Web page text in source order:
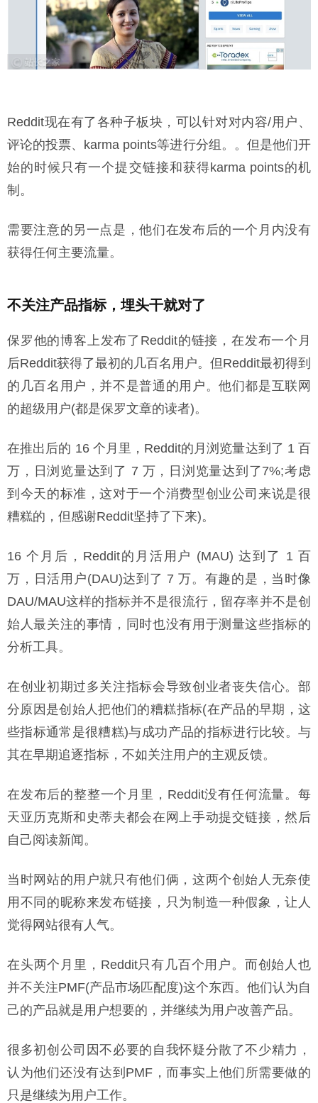
Reddit现在有了各种子板块，可以针对对内容/用户、
评论的投票、karma points等进行分组。。但是他们开
始的时候只有一个提交链接和获得karma points的机
制。
需要注意的另一点是，他们在发布后的一个月内没有
获得任何主要流量。
不关注产品指标，埋头干就对了
保罗他的博客上发布了Reddit的链接，在发布一个月
后Reddit获得了最初的几百名用户。但Reddit最初得到
的几百名用户，并不是普通的用户。他们都是互联网
的超级用户(都是保罗文章的读者)。
在推出后的 16 个月里，Reddit的月浏览量达到了 1 百
万，日浏览量达到了 7 万，日浏览量达到了7%;考虑
到今天的标准，这对于一个消费型创业公司来说是很
糟糕的，但感谢Reddit坚持了下来)。
16 个月后，Reddit的月活用户 (MAU) 达到了 1 百
万，日活用户(DAU)达到了 7 万。有趣的是，当时像
DAU/MAU这样的指标并不是很流行，留存率并不是创
始人最关注的事情，同时也没有用于测量这些指标的
分析工具。
在创业初期过多关注指标会导致创业者丧失信心。部
分原因是创始人把他们的糟糕指标(在产品的早期，这
些指标通常是很糟糕)与成功产品的指标进行比较。与
其在早期追逐指标，不如关注用户的主观反馈。
在发布后的整整一个月里，Reddit没有任何流量。每
天亚历克斯和史蒂夫都会在网上手动提交链接，然后
自己阅读新闻。
当时网站的用户就只有他们俩，这两个创始人无奈使
用不同的昵称来发布链接，只为制造一种假象，让人
觉得网站很有人气。
在头两个月里，Reddit只有几百个用户。而创始人也
并不关注PMF(产品市场匹配度)这个东西。他们认为自
己的产品就是用户想要的，并继续为用户改善产品。
很多初创公司因不必要的自我怀疑分散了不少精力，
认为他们还没有达到PMF，而事实上他们所需要做的
只是继续为用户工作。